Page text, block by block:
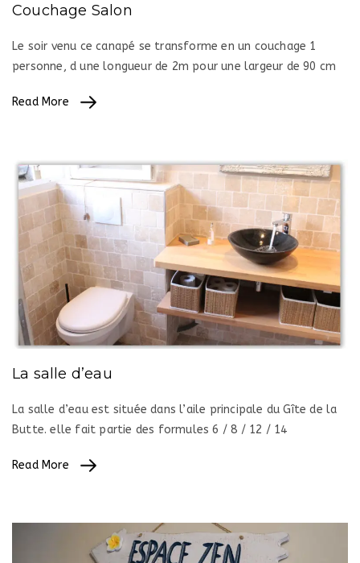
Couchage Salon
Le soir venu ce canapé se transforme en un couchage 1
personne, d une longueur de 2m pour une largeur de 90 cm
Read More
La salle d’eau
La salle d’eau est située dans l’aile principale du Gîte de la
Butte. elle fait partie des formules 6 / 8 / 12 / 14
Read More